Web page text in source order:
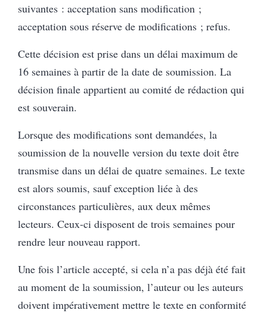
suivantes : acceptation sans modification ;
acceptation sous réserve de modifications ; refus.
Cette décision est prise dans un délai maximum de
16 semaines à partir de la date de soumission. La
décision finale appartient au comité de rédaction qui
est souverain.
Lorsque des modifications sont demandées, la
soumission de la nouvelle version du texte doit être
transmise dans un délai de quatre semaines. Le texte
est alors soumis, sauf exception liée à des
circonstances particulières, aux deux mêmes
lecteurs. Ceux-ci disposent de trois semaines pour
rendre leur nouveau rapport.
Une fois l’article accepté, si cela n’a pas déjà été fait
au moment de la soumission, l’auteur ou les auteurs
doivent impérativement mettre le texte en conformité